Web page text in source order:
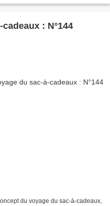
: N°144
du voyage du sac-à-cadeaux,